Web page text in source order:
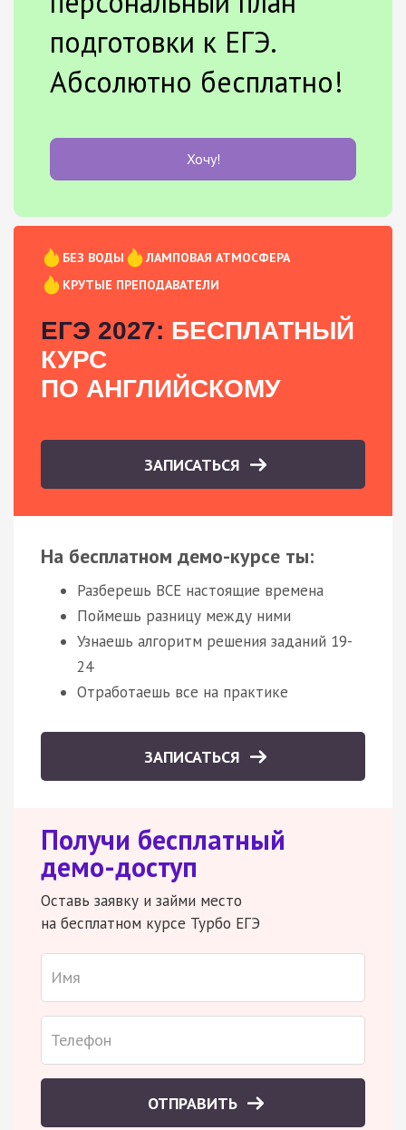
подготовки к ЕГЭ.
Абсолютно бесплатно!
Хочу!
БЕЗ ВОДЫ
ЛАМПОВАЯ АТМОСФЕРА
КРУТЫЕ ПРЕПОДАВАТЕЛИ
ЕГЭ 2027: БЕСПЛАТНЫЙ
КУРС
ПО АНГЛИЙСКОМУ
ЗАПИСАТЬСЯ
На бесплатном демо-курсе ты:
Разберешь ВСЕ настоящие времена
Поймешь разницу между ними
Узнаешь алгоритм решения заданий 19-
24
Отработаешь все на практике
ЗАПИСАТЬСЯ
Получи бесплатный
демо-доступ
Оставь заявку и займи место
на бесплатном курсе Турбо ЕГЭ
ОТПРАВИТЬ